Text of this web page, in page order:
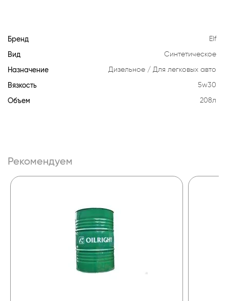
Бренд Elf
Вид Синтетическое
Назначение Дизельное Для легковых авто
Вязкость 5w30
Объем 208л
Рекомендуем